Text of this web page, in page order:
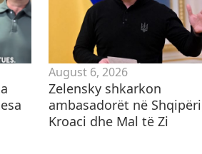
August 6, 2026
Zelensky shkarkon
ambasadorët në
Kroaci dhe Mal të Zi